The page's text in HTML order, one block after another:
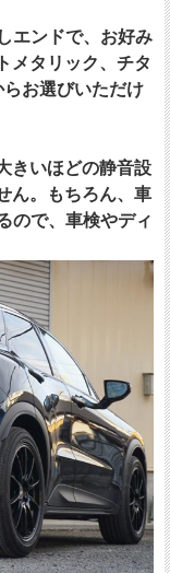
エンドで、お好み
メタリック、チタ
お選びいただけ
きいほどの静音設
ん。もちろん、車
ので、車検やディ